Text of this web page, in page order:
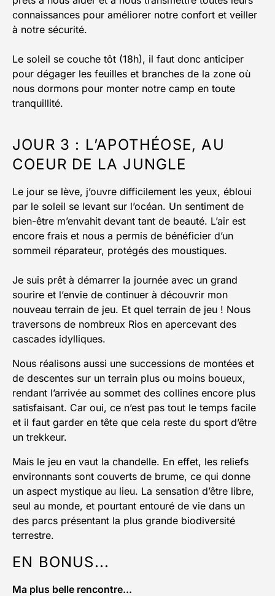
connaissances pour améliorer notre confort et veiller
à notre sécurité.
Le soleil se couche tôt (18h), il faut donc anticiper
pour dégager les feuilles et branches de la zone où
nous dormons pour monter notre camp en toute
tranquillité.
JOUR 3 : L’APOTHÉOSE, AU
COEUR DE LA JUNGLE
Le jour se lève, j’ouvre difficilement les yeux, ébloui
par le soleil se levant sur l’océan. Un sentiment de
bien-être m’envahit devant tant de beauté. L’air est
encore frais et nous a permis de bénéficier d’un
sommeil réparateur, protégés des moustiques.
Je suis prêt à démarrer la journée avec un grand
sourire et l’envie de continuer à découvrir mon
nouveau terrain de jeu. Et quel terrain de jeu ! Nous
traversons de nombreux Rios en apercevant des
cascades idylliques.
Nous réalisons aussi une successions de montées et
de descentes sur un terrain plus ou moins boueux,
rendant l’arrivée au sommet des collines encore plus
satisfaisant. Car oui, ce n’est pas tout le temps facile
et il faut garder en tête que cela reste du sport d’être
un trekkeur.
Mais le jeu en vaut la chandelle. En effet, les reliefs
environnants sont couverts de brume, ce qui donne
un aspect mystique au lieu. La sensation d’être libre,
seul au monde, et pourtant entouré de vie dans un
des parcs présentant la plus grande biodiversité
terrestre.
EN BONUS...
Ma plus belle rencontre...